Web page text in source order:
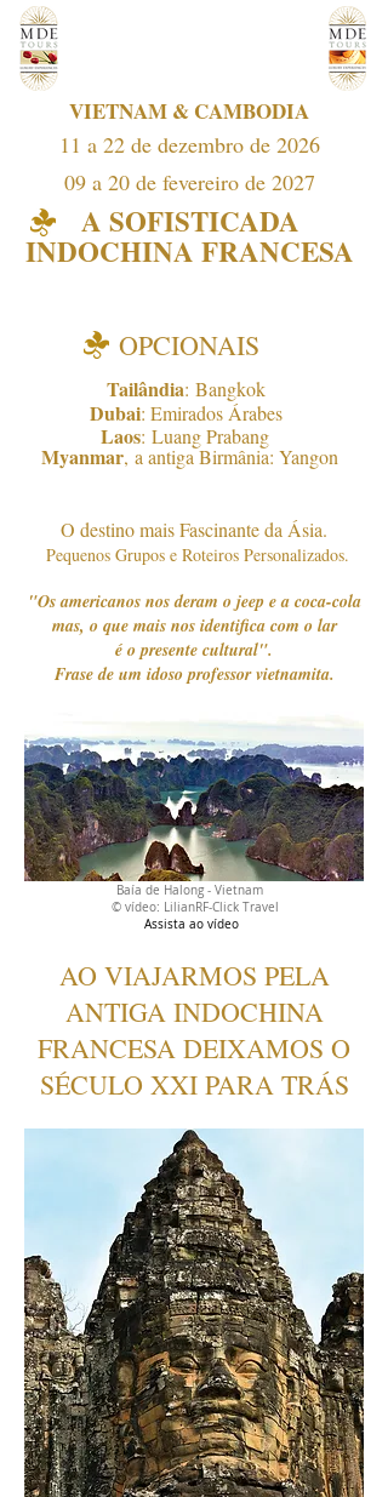
VIETNAM & CAMBODIA
11 a 22 de dezembro de 2026
09 a 20 de fevereiro de 2027
A SOFISTICADA
INDOCHINA FRANCESA
OPCIONAIS
Tailândia: Bangkok
Dubai: Emirados Árabes
Laos: Luang Prabang
Myanmar, a antiga Birmânia: Yangon
O destino mais Fascinante da Ásia.
Pequenos Grupos e Roteiros Personalizados.
"Os americanos nos deram o jeep e a coca-cola
mas, o que mais nos identifica com o lar
é o presente cultural".
Frase de um idoso professor vietnamita.
Baía de Halong - Vietnam
© vídeo: LilianRF-Click Travel
Assista ao vídeo
AO VIAJARMOS PELA
ANTIGA INDOCHINA
FRANCESA DEIXAMOS O
SÉCULO XXI PARA TRÁS